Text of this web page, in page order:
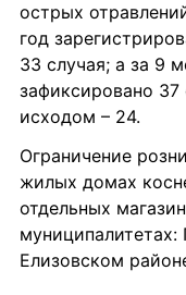
острых
год
33 случая; а за 9
зафиксировано 37
исходом – 24.
Ограничение
жилых домах
отдельных
Елизовском